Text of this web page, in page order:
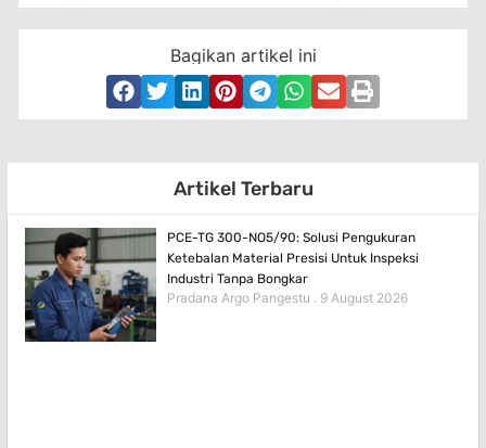
Bagikan artikel ini
Artikel Terbaru
PCE-TG 300-NO5/90: Solusi Pengukuran
Ketebalan Material Presisi Untuk Inspeksi
Industri Tanpa Bongkar
Pradana Argo Pangestu 9 August 2026